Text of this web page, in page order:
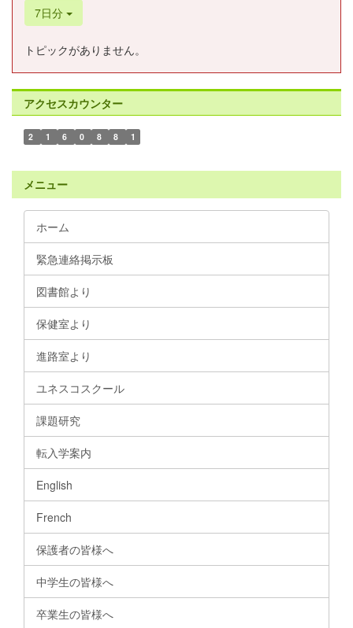
7日分
トピックがありません。
アクセスカウンター
2 1 6 0 8 8 1
メニュー
ホーム
緊急連絡掲示板
図書館より
保健室より
進路室より
ユネスコスクール
課題研究
転入学案内
English
French
保護者の皆様へ
中学生の皆様へ
卒業生の皆様へ